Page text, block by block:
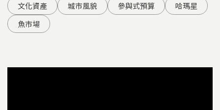
文化資產 城市風貌 參與式預算
哈瑪星
魚市場